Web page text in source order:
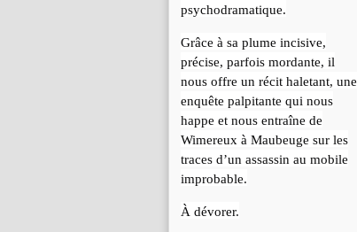
psychodramatique.
Grâce à sa plume incisive,
précise, parfois mordante, il
nous offre un récit haletant, une
enquête palpitante qui nous
happe et nous entraîne de
Wimereux à Maubeuge sur les
traces d’un assassin au mobile
improbable.
À dévorer.